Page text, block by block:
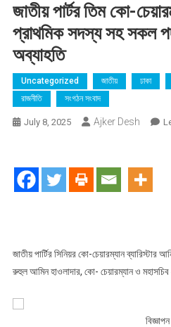
জাতীয় পার্টর তিম কো-
প্রাথমিক সদস্য সহ সকল
অব্যাহতি
Uncategorized জাতীয় ঢাকা
রাজনীতি
সংগঠন সংবাদ
July 8, 2025 Ajker Desh
জাতীয় পার্টির সিনিয়র কো-চেয়ারম্যান
রুহুল আমিন হাওলাদার, কো- চেয়ারম্যান ও
বিজ্ঞাপন